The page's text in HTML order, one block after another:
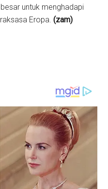
untuk menghadapi
Eropa. (zam)